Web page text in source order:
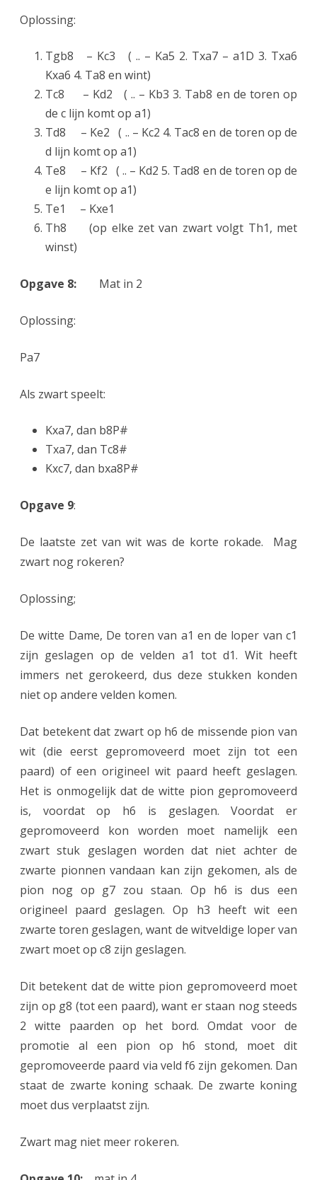
Oplossing:
Tgb8 – Kc3 ( .. – Ka5 2. Txa7 – a1D 3. Txa6
Kxa6 4. Ta8 en wint)
Tc8 – Kd2 ( .. – Kb3 3. Tab8 en de toren op
de c lijn komt op a1)
Td8 – Ke2 ( .. – Kc2 4. Tac8 en de toren op de
d lijn komt op a1)
Te8 – Kf2 ( .. – Kd2 5. Tad8 en de toren op de
e lijn komt op a1)
Te1 – Kxe1
Th8 (op elke zet van zwart volgt Th1, met
winst)
Opgave 8: Mat in 2
Oplossing:
Pa7
Als zwart speelt:
Kxa7, dan b8P#
Txa7, dan Tc8#
Kxc7, dan bxa8P#
Opgave 9:
De laatste zet van wit was de korte rokade. Mag
zwart nog rokeren?
Oplossing;
De witte Dame, De toren van a1 en de loper van c1
zijn geslagen op de velden a1 tot d1. Wit heeft
immers net gerokeerd, dus deze stukken konden
niet op andere velden komen.
Dat betekent dat zwart op h6 de missende pion van
wit (die eerst gepromoveerd moet zijn tot een
paard) of een origineel wit paard heeft geslagen.
Het is onmogelijk dat de witte pion gepromoveerd
is, voordat op h6 is geslagen. Voordat er
gepromoveerd kon worden moet namelijk een
zwart stuk geslagen worden dat niet achter de
zwarte pionnen vandaan kan zijn gekomen, als de
pion nog op g7 zou staan. Op h6 is dus een
origineel paard geslagen. Op h3 heeft wit een
zwarte toren geslagen, want de witveldige loper van
zwart moet op c8 zijn geslagen.
Dit betekent dat de witte pion gepromoveerd moet
zijn op g8 (tot een paard), want er staan nog steeds
2 witte paarden op het bord. Omdat voor de
promotie al een pion op h6 stond, moet dit
gepromoveerde paard via veld f6 zijn gekomen. Dan
staat de zwarte koning schaak. De zwarte koning
moet dus verplaatst zijn.
Zwart mag niet meer rokeren.